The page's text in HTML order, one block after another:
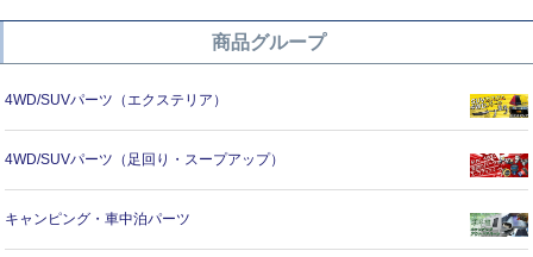
商品グループ
4WD/SUVパーツ（エクステリア）
4WD/SUVパーツ（足回り・スープアップ）
キャンピング・車中泊パーツ